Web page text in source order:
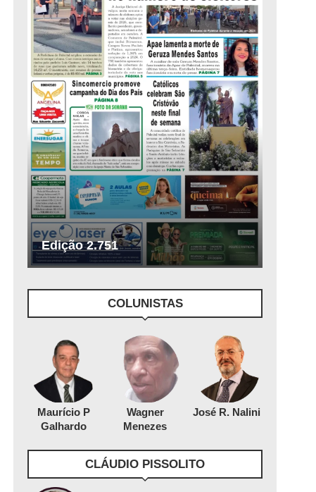
Edição 2.751
COLUNISTAS
Maurício P
Galhardo
Wagner
Menezes
José R. Nalini
CLÁUDIO PISSOLITO